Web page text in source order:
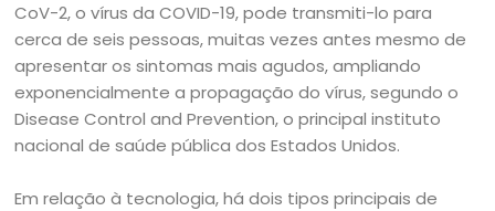
CoV-2, o vírus da COVID-19, pode transmiti-lo para
cerca de seis pessoas, muitas vezes antes mesmo de
apresentar os sintomas mais agudos, ampliando
exponencialmente a propagação do vírus, segundo o
Disease Control and Prevention, o principal instituto
nacional de saúde pública dos Estados Unidos.
Em relação à tecnologia, há dois tipos principais de